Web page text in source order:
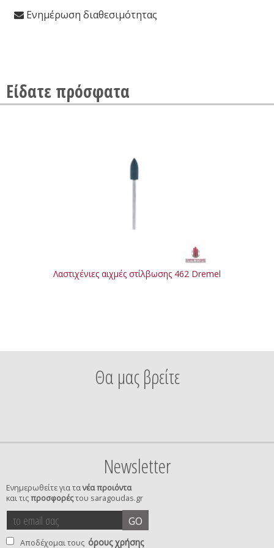
Ενημέρωση διαθεσιμότητας
Είδατε πρόσφατα
Λαστιχένιες αιχμές στίλβωσης 462 Dremel
Θα μας βρείτε
Newsletter
Ενημερωθείτε για τανέα προιόντα
και τιςπροσφορέςτου saragoudas.gr
το
email
σας
GO
Αποδέχομαι τους όρους χρήσης